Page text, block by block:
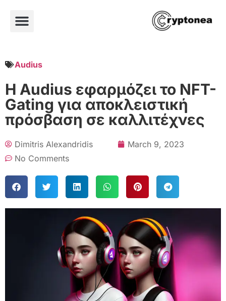
Audius
Η Audius εφαρμόζει το NFT-
Gating για αποκλειστική
πρόσβαση σε καλλιτέχνες
Dimitris Alexandridis
March 9, 2023
No Comments